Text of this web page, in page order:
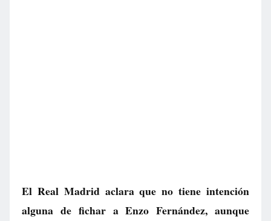
El Real Madrid aclara que no tiene intención
alguna de fichar a Enzo Fernández, aunque